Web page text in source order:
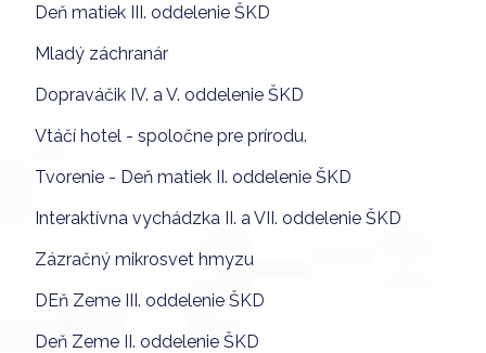
Deň matiek III. oddelenie ŠKD
Mladý záchranár
Dopraváčik IV. a V. oddelenie ŠKD
Vtáčí hotel - spoločne pre prírodu.
Tvorenie - Deň matiek II. oddelenie ŠKD
Interaktívna vychádzka II. a VII. oddelenie ŠKD
Zázračný mikrosvet hmyzu
DEň Zeme III. oddelenie ŠKD
Deň Zeme II. oddelenie ŠKD